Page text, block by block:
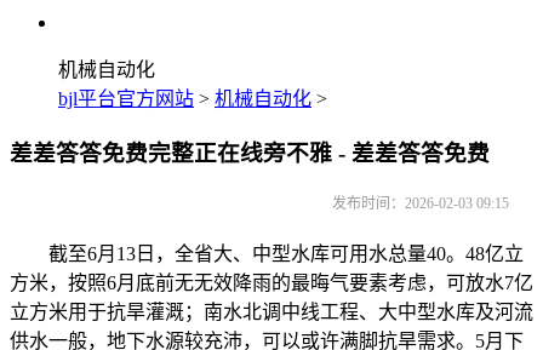
机械自动化
bjl平台官方网站 > 机械自动化 >
差差答答免费完整正在线旁不雅 - 差差答答免费
发布时间：2026-02-03 09:15
截至6月13日，全省大、中型水库可用水总量40。48亿立
方米，按照6月底前无无效降雨的最晦气要素考虑，可放水7亿
立方米用于抗旱灌溉；南水北调中线工程、大中型水库及河流
供水一般，地下水源较充沛，可以或许满脚抗旱需求。5月下